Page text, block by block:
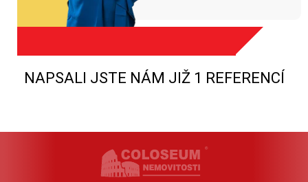
NAPSALI JSTE NÁM JIŽ 1 REFERENCÍ